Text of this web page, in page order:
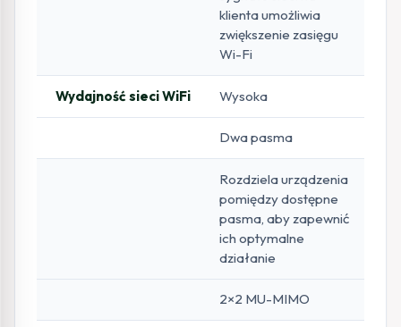
klienta umożliwia
zwiększenie zasięgu
Wi-Fi
Wydajność sieci WiFi Wysoka
Dwa pasma
Rozdziela urządzenia
pomiędzy dostępne
pasma, aby zapewnić
ich optymalne
działanie
2×2 MU-MIMO